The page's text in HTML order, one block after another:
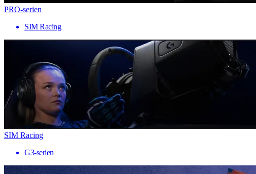
PRO-serien
SIM Racing
SIM Racing
G3-serien